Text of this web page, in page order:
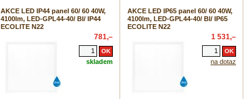
AKCE LED IP44 panel 60/ 60 40W,
4100lm, LED-GPL44-40/ BI/ IP44
ECOLITE N22
781,–
skladem
AKCE LED IP65 panel 60/ 60 40W,
4100lm, LED-GPL44-40/ BI/ IP65
ECOLITE N22
1 531,–
na dotaz